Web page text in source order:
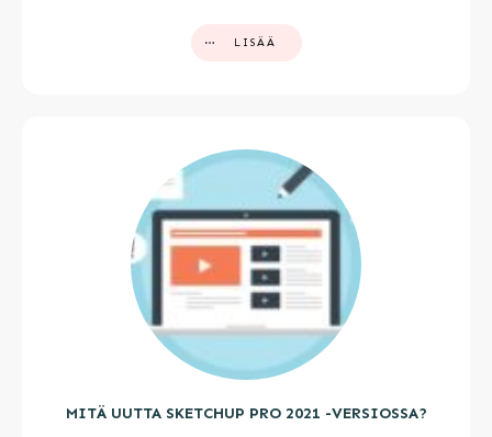
LISÄÄ
MITÄ UUTTA SKETCHUP PRO 2021 -VERSIOSSA?